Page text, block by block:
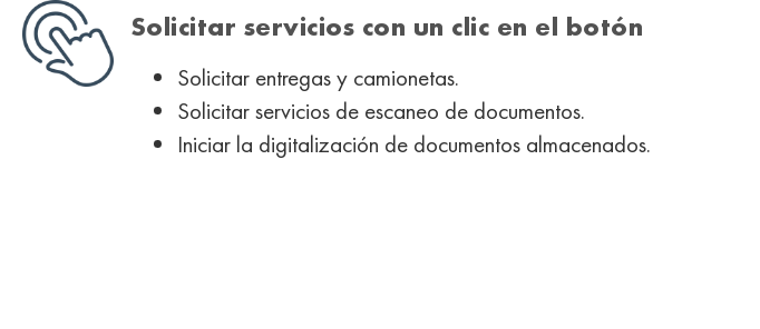
Solicitar servicios con un clic en el botón
Solicitar entregas y camionetas.
Solicitar servicios de escaneo de documentos.
Iniciar la digitalización de documentos almacenados.